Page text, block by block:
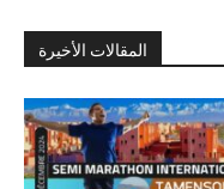
المقالات الأخيرة